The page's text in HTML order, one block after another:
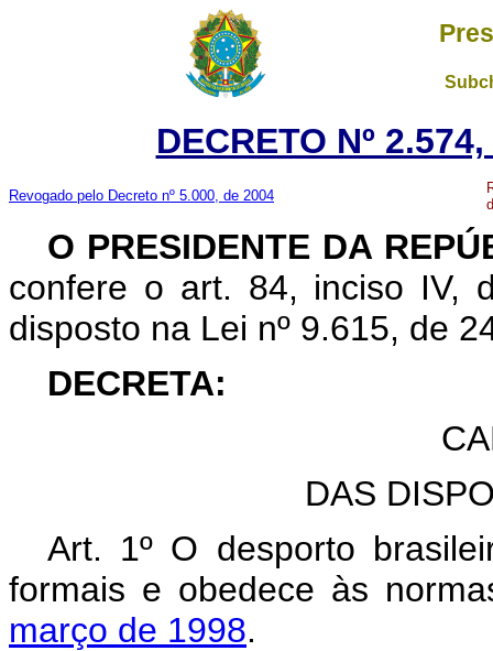
DECRETO Nº
Revogado pelo Decreto nº 5.000, de 2004
O PRESIDENTE DA
confere o art. 84, inciso IV,
disposto na Lei nº 9.615, de
DECRETA:
DAS
Art. 1º O desporto
formais e obedece às
março de 1998.